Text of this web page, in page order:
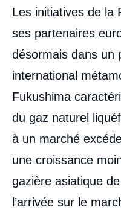
Les initiatives de la
ses partenaires
désormais dans un
international
Fukushima
du gaz naturel
à un marché
une croissance
gazière asiatique
l’arrivée sur le